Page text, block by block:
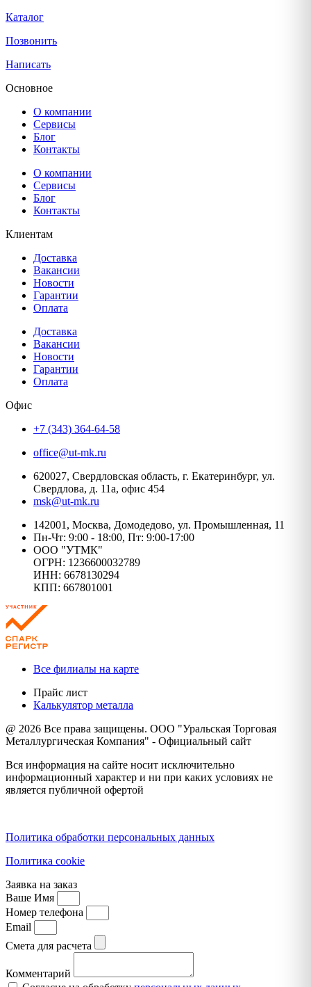
Каталог
Позвонить
Написать
Основное
О компании
Сервисы
Блог
Контакты
О компании
Сервисы
Блог
Контакты
Клиентам
Доставка
Вакансии
Новости
Гарантии
Оплата
Доставка
Вакансии
Новости
Гарантии
Оплата
Офис
+7 (343) 364-64-58
office@ut-mk.ru
620027, Свердловская область, г. Екатеринбург, ул.
Свердлова, д. 11а, офис 454
msk@ut-mk.ru
142001, Москва, Домодедово, ул. Промышленная, 11
Пн-Чт: 9:00 - 18:00, Пт: 9:00-17:00
ООО "УТМК"
ОГРН: 1236600032789
ИНН: 6678130294
КПП: 667801001
Все филиалы на карте
Прайс лист
Калькулятор металла
@ 2026 Все права защищены. ООО "Уральская Торговая
Металлургическая Компания" - Официальный сайт
Вся информация на сайте носит исключительно
информационный характер и ни при каких условиях не
является публичной офертой
Политика обработки персональных данных
Политика cookie
Заявка на заказ
Ваше Имя
Номер телефона
Email
Смета для расчета
Комментарий